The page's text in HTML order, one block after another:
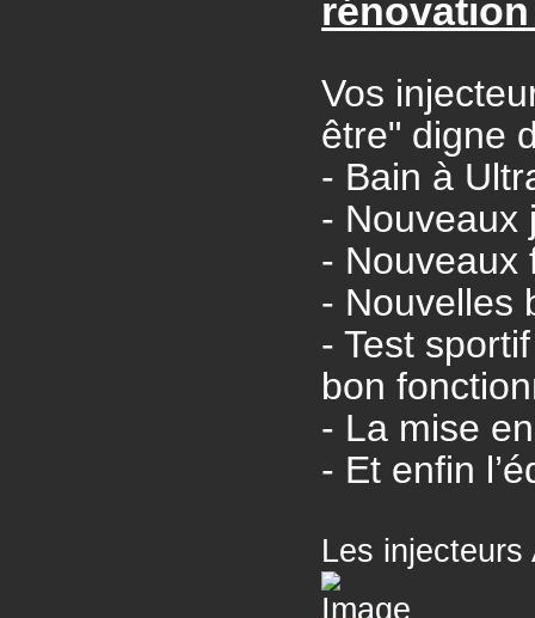
Vos
être" digne
- Bain à
- Nouveaux
- Nouveaux
- Nouvelles
- Test
bon
- La mise
- Et enfin
Les injecteurs